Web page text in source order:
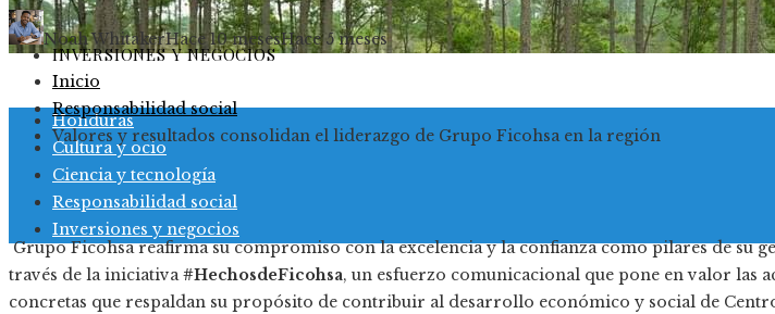
INVERSIONES Y NEGOCIOS
Honduras
Cultura y ocio
Ciencia y tecnología
Responsabilidad social
Inversiones y negocios
Noah WhitakerHace 10 mesesHace 5 meses
Inicio
Responsabilidad social
Valores y resultados consolidan el liderazgo de Grupo Ficohsa en la región
Grupo Ficohsa reafirma su compromiso con la excelencia y la confianza como pilares de su
través de la iniciativa#HechosdeFicohsa, un esfuerzo comunicacional que pone en valor las
concretas que respaldan su propósito de contribuir al desarrollo económico y social de